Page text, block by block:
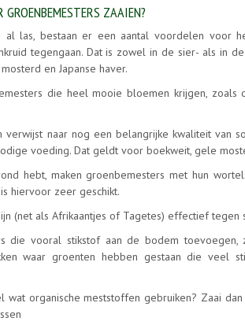
ZAAIEN?
al las, bestaan er een aantal voordelen voor
tegengaan. Dat is zowel in de sier- als in
en Japanse haver.
die heel mooie bloemen krijgen,
verwijst naar nog een belangrijke kwaliteit van
voeding. Dat geldt voor boekweit, gele
hebt, maken groenbemesters met hun
hiervoor zeer geschikt.
(net als Afrikaantjes of Tagetes) effectief
die vooral stikstof aan de bodem
waar groenten hebben gestaan die veel
wat organische meststoffen gebruiken? Zaai